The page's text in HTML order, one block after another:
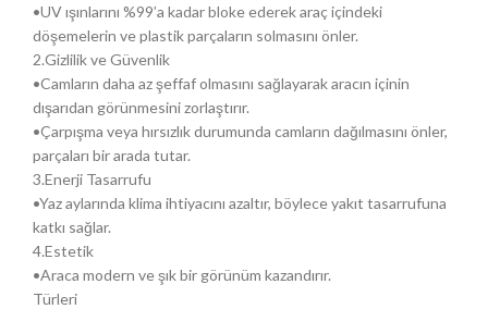
•UV ışınlarını %99’a kadar bloke ederek araç içindeki
döşemelerin ve plastik parçaların solmasını önler.
2.Gizlilik ve Güvenlik
•Camların daha az şeffaf olmasını sağlayarak aracın içinin
dışarıdan görünmesini zorlaştırır.
•Çarpışma veya hırsızlık durumunda camların dağılmasını önler,
parçaları bir arada tutar.
3.Enerji Tasarrufu
•Yaz aylarında klima ihtiyacını azaltır, böylece yakıt tasarrufuna
katkı sağlar.
4.Estetik
•Araca modern ve şık bir görünüm kazandırır.
Türleri